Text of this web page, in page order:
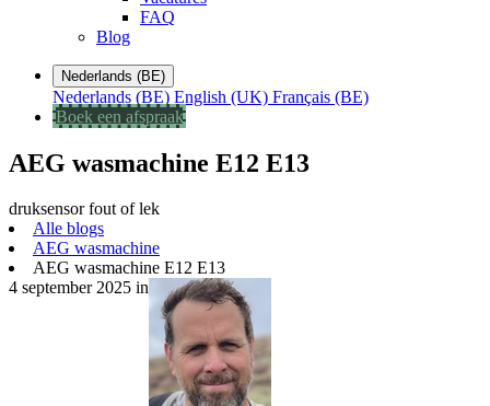
FAQ
Blog
Nederlands (BE)
Nederlands (BE) English (UK) Français (BE)
Boek een afspraak
AEG wasmachine E12 E13
druksensor fout of lek
Alle blogs
AEG wasmachine
AEG wasmachine E12 E13
4 september 2025 in